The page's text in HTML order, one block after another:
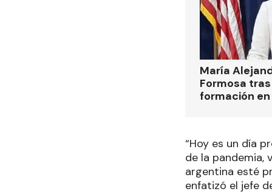
María
Formosa
formación
“Hoy es un día
de la pandemia,
argentina esté
enfatizó el jefe